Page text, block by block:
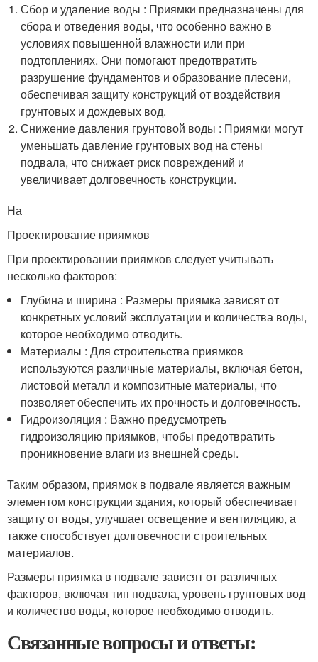
Сбор и удаление воды : Приямки предназначены для
сбора и отведения воды, что особенно важно в
условиях повышенной влажности или при
подтоплениях. Они помогают предотвратить
разрушение фундаментов и образование плесени,
обеспечивая защиту конструкций от воздействия
грунтовых и дождевых вод.
Снижение давления грунтовой воды : Приямки могут
уменьшать давление грунтовых вод на стены
подвала, что снижает риск повреждений и
увеличивает долговечность конструкции.
На
Проектирование приямков
При проектировании приямков следует учитывать
несколько факторов:
Глубина и ширина : Размеры приямка зависят от
конкретных условий эксплуатации и количества воды,
которое необходимо отводить.
Материалы : Для строительства приямков
используются различные материалы, включая бетон,
листовой металл и композитные материалы, что
позволяет обеспечить их прочность и долговечность.
Гидроизоляция : Важно предусмотреть
гидроизоляцию приямков, чтобы предотвратить
проникновение влаги из внешней среды.
Таким образом, приямок в подвале является важным
элементом конструкции здания, который обеспечивает
защиту от воды, улучшает освещение и вентиляцию, а
также способствует долговечности строительных
материалов.
Размеры приямка в подвале зависят от различных
факторов, включая тип подвала, уровень грунтовых вод
и количество воды, которое необходимо отводить.
Связанные вопросы и ответы: